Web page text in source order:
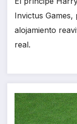
Invictus
alojamiento
real.